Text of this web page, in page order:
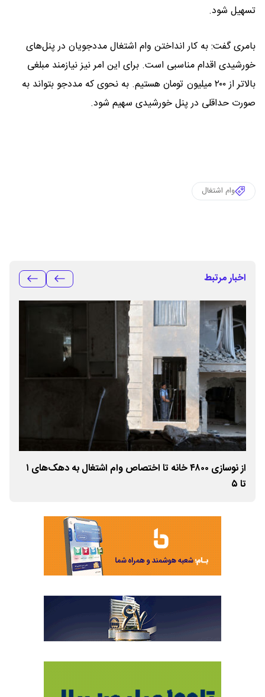
تسهیل شود.
بامری گفت: به کار انداختن وام اشتغال مددجویان در پنل‌های
خورشیدی اقدام مناسبی است. برای این امر نیز نیازمند مبلغی
بالاتر از ۲۰۰ میلیون تومان هستیم. به نحوی که مددجو بتواند به
صورت حداقلی در پنل خورشیدی سهیم شود.
وام اشتغال
اخبار مرتبط
از نوسازی ۴۸۰۰ خانه تا اختصاص وام اشتغال به دهک‌های ۱
تا ۵